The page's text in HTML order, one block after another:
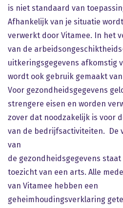
is niet standaard van
Afhankelijk van je situatie wordt
verwerkt door Vitamee. In het
van de
uitkeringsgegevens afkomstig
wordt ook gebruik gemaakt van
Voor gezondheidsgegevens
strengere eisen en worden
zover dat noodzakelijk is voor
van de bedrijfsactiviteiten. De
van
de gezondheidsgegevens
toezicht van een arts. Alle
van Vitamee hebben een
geheimhoudingsverklaring